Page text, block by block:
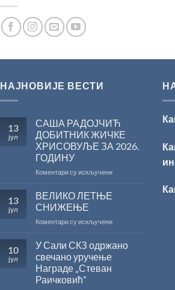
НАЈНОВИЈЕ ВЕСТИ
13
јул
САША РАДОЈЧИЋ
ДОБИТНИК ЖИЧКЕ
ХРИСОВУЉЕ ЗА 2026.
ГОДИНУ
Коментари су искљученина
ХРИСОВУЉЕ
2026.
13
јул
ВЕЛИКО ЛЕТЊЕ
СНИЖЕЊЕ
Коментари су искљученина
СНИЖЕЊЕ
10
јул
У Сали СКЗ одржано
свечано уручење
Награде „Стеван
Раичковић”